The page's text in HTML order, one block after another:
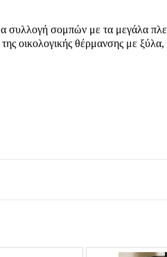
σομπών με τα μεγάλα
οικολογικής θέρμανσης με